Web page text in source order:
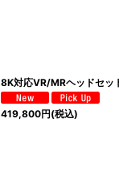
8K対応VR/MRヘッドセッ
419,800円(税込)